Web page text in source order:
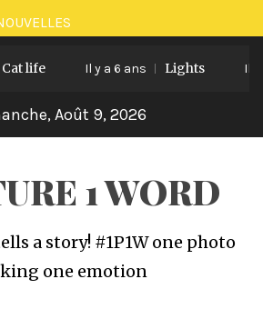
life Il y a 6 ans Lights Il y
Août 9, 2026
1 WORD
a story! #1P1W one photo
one emotion